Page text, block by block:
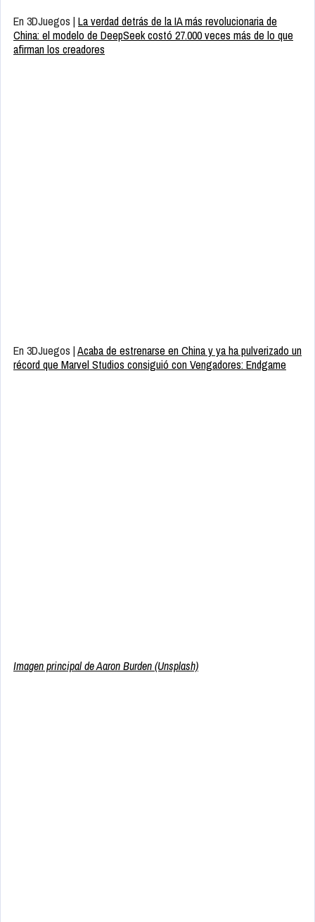
En 3DJuegos | La verdad detrás de la IA más revolucionaria de
China: el modelo de DeepSeek costó 27.000 veces más de lo que
afirman los creadores
En 3DJuegos |Acaba de estrenarse en China y ya ha pulverizado un
récord que Marvel Studios consiguió con Vengadores: Endgame
Imagen principal de Aaron Burden (Unsplash)